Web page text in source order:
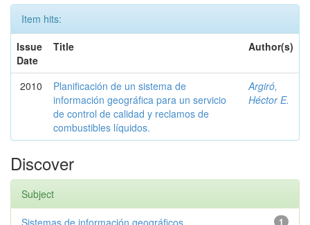
Item hits:
Issue
Date
Title Author(s)
2010
Planificación de un sistema de
información geográfica para un servicio
de control de calidad y reclamos de
combustibles líquidos.
Argiró,
Héctor E.
Discover
Subject
1
Sistemas de información geográficos